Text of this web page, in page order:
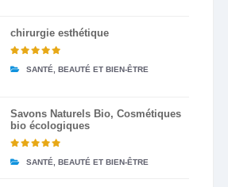
chirurgie esthétique
SANTÉ, BEAUTÉ ET BIEN-ÊTRE
Savons Naturels Bio, Cosmétiques
bio écologiques
SANTÉ, BEAUTÉ ET BIEN-ÊTRE